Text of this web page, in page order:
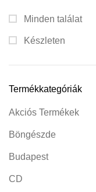
Minden találat
Készleten
Termékkategóriák
Akciós Termékek
Böngészde
Budapest
CD